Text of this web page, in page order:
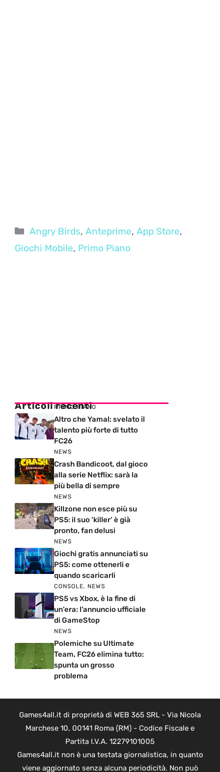
Categorie
Angry Birds,Anteprime,App Store,
Giochi Mobile, Primo Piano
Articoli recenti
PRIMO PIANO
Altro che Yamal: svelato il
talento più forte di tutto
FC26
NEWS
Crash Bandicoot, dal gioco
alla serie Netflix: sarà la
più bella di sempre
NEWS
Killzone non esce più su
PS5: il suo ‘killer’ è già
pronto, fan delusi
NEWS
Giochi gratis annunciati su
PS5: come ottenerli e
quando scaricarli
CONSOLE, NEWS
PS5 vs Xbox, è la fine di
un’era: l’annuncio ufficiale
di GameStop
NEWS
Polemiche su Ultimate
Team, FC26 elimina tutto:
spunta un grosso
problema
Games4all.it di proprietà di WEB 365 SRL - Via Nicola
Marchese 10, 00141 Roma (RM) - Codice Fiscale e
Partita I.V.A. 12279101005
Games4all.it non è una testata giornalistica, in quanto
viene aggiornato senza alcuna periodicità. Non può